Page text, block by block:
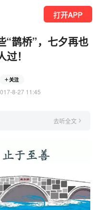
打开APP
“鹊桥”，七夕再也
！
关注
2017-8-27 11:45
去听全文